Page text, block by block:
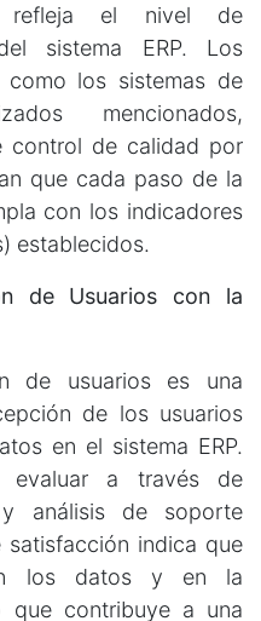
refleja el nivel de
sistema ERP. Los
como los sistemas de
mencionados,
control de calidad por
que cada paso de la
con los indicadores
establecidos​.
de Usuarios con la
de usuarios es una
de los usuarios
en el sistema ERP.
evaluar a través de
y análisis de soporte
indica que
los datos y en la
que contribuye a una